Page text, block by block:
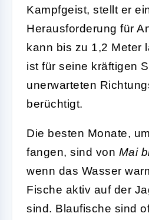
Kampfgeist, stellt er
Herausforderung für
kann bis zu 1,2 Meter
ist für seine kräftigen
unerwarteten
berüchtigt.
Die besten Monate,
fangen, sind von Mai
wenn das Wasser
Fische aktiv auf der
sind. Blaufische sind